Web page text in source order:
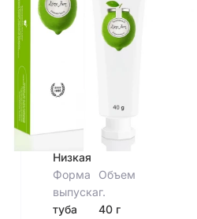
Характеристики
Абразивности
Абразивность
Низкая
Форма
выпуска
туба
Объем
г.
40 г